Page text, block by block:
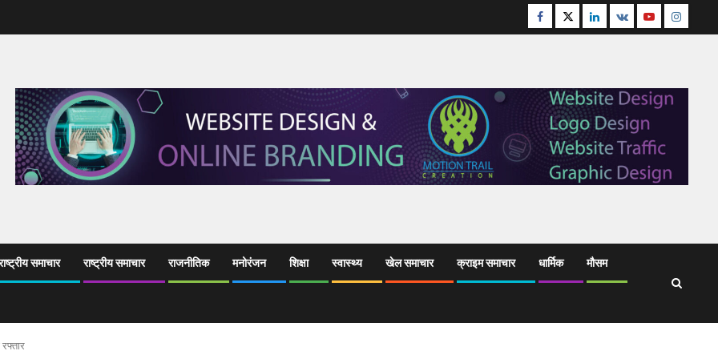
Facebook
TwitterLinkedin
VK Youtube
समाचार राष्ट्रीय समाचार राजनीतिक मनोरंजन शिक्षा स्वास्थ्य खेल समाचार क्राइम समाचार धार्मिक मौसम